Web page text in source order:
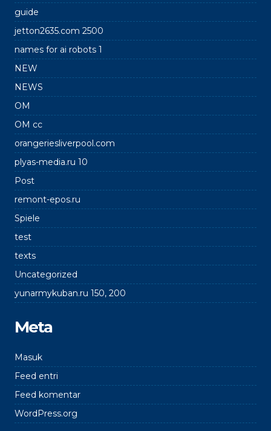
guide
jetton2635.com 2500
names for ai robots 1
NEW
NEWS
OM
OM cc
orangeriesliverpool.com
plyas-media.ru 10
Post
remont-epos.ru
Spiele
test
texts
Uncategorized
yunarmykuban.ru 150, 200
Meta
Masuk
Feed entri
Feed komentar
WordPress.org